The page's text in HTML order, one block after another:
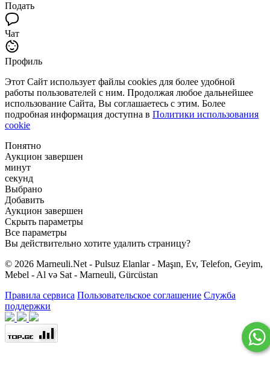
Подать
Чат
Профиль
Этот Сайт использует файлы cookies для более удобной
работы пользователей с ним. Продолжая любое дальнейшее
использование Сайта, Вы соглашаетесь с этим. Более
подробная информация доступна в Политики использования
cookie
Понятно
Аукцион завершен
минут
секунд
Выбрано
Добавить
Аукцион завершен
Скрыть параметры
Все параметры
Вы действительно хотите удалить страницу?
© 2026 Marneuli.Net - Pulsuz Elanlar - Maşın, Ev, Telefon, Geyim,
Mebel - Al və Sat - Marneuli, Gürcüstan
Правила сервиса Пользовательское соглашение Служба
поддержки